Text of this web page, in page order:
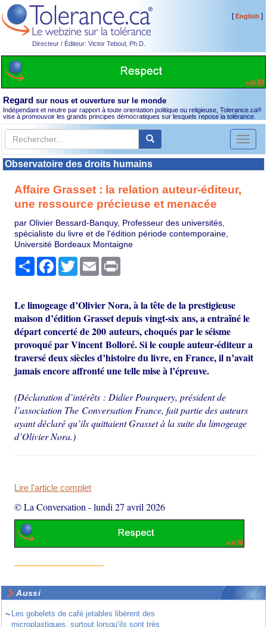
Directeur / Éditeur: Victor Teboul, Ph.D.
[English ]
Regard sur nous et ouverture sur le monde
Indépendant et neutre par rapport à toute orientation politique ou religieuse, Tolerance.ca®
vise à promouvoir les grands principes démocratiques sur lesquels repose la tolérance.
Toggle
Observatoire des droits humains
Affaire Grasset : la relation auteur-éditeur,
une ressource précieuse et menacée
par Olivier Bessard-Banquy, Professeur des universités,
spécialiste du livre et de l'édition période contemporaine,
Université Bordeaux Montaigne
PartagerFacebook
TwitterEmail
Le limogeage d’Olivier Nora, à la tête de la prestigieuse
maison d’édition Grasset depuis vingt-six ans, a entraîné le
départ concerté de 200 auteurs, choqués par le séisme
provoqué par Vincent Bolloré. Si le couple auteur-éditeur a
traversé deux siècles d’histoire du livre, en France, il n’avait
jamais encore affronté une telle mise à l’épreuve.
(Déclaration d’intérêts : Didier Pourquery, président de
l’association The Conversation France, fait partie des auteurs
ayant déclaré qu’ils quittaient Grasset à la suite du limogeage
d’Olivier Nora.)
Lire l'article complet
© La Conversation -lundi 27 avril 2026
Aussi
~ Les gobelets de café jetables libèrent des
microplastiques, surtout lorsqu’ils sont très